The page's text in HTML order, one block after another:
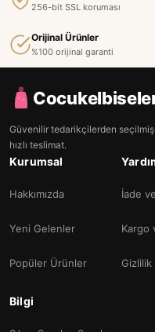
256-bit SSL koruması
Orijinal Ürünler
%100 orijinal garanti
Güvenilir tedarikçilerden
hızlı teslimat.
Kurumsal
Hakkımızda
Yeni Gelenler
Popüler Ürünler
İade
Kargo
Gizlilik
Bilgi